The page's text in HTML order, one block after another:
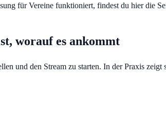
für Vereine funktioniert, findest du hier die
worauf es ankommt
und den Stream zu starten. In der Praxis